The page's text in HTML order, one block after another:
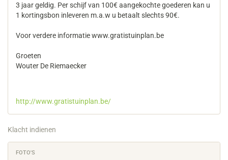
3 jaar geldig. Per schijf van 100€ aangekochte goederen kan u
1 kortingsbon inleveren m.a.w u betaalt slechts 90€.
Voor verdere informatie www.gratistuinplan.be
Groeten
Wouter De Riemaecker
http://www.gratistuinplan.be/
Klacht indienen
FOTO'S